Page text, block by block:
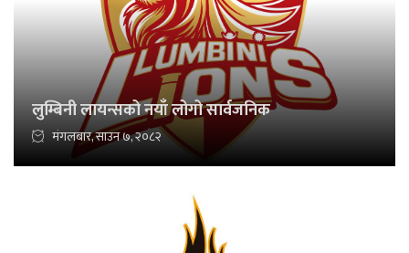
लुम्बिनी लायन्सको नयाँ लोगो सार्वजनिक
मंगलबार, साउन ७, २०८२